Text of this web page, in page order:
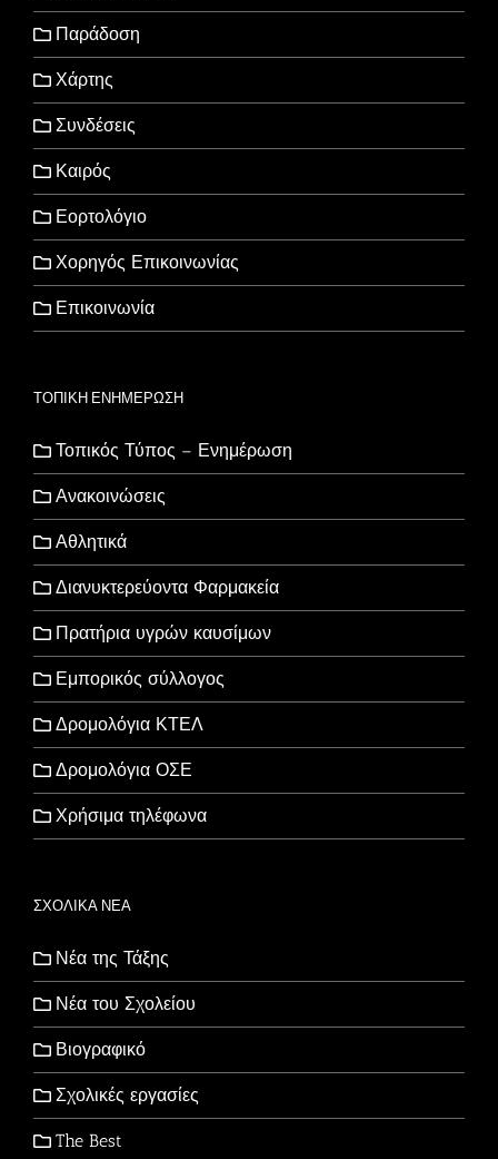
Παράδοση
Χάρτης
Συνδέσεις
Καιρός
Εορτολόγιο
Χορηγός Επικοινωνίας
Επικοινωνία
ΤΟΠΙΚΗ ΕΝΗΜΕΡΩΣΗ
Τοπικός Τύπος – Ενημέρωση
Ανακοινώσεις
Αθλητικά
Διανυκτερεύοντα Φαρμακεία
Πρατήρια υγρών καυσίμων
Εμπορικός σύλλογος
Δρομολόγια ΚΤΕΛ
Δρομολόγια ΟΣΕ
Χρήσιμα τηλέφωνα
ΣΧΟΛΙΚΑ ΝΕΑ
Νέα της Τάξης
Νέα του Σχολείου
Βιογραφικό
Σχολικές εργασίες
The Best